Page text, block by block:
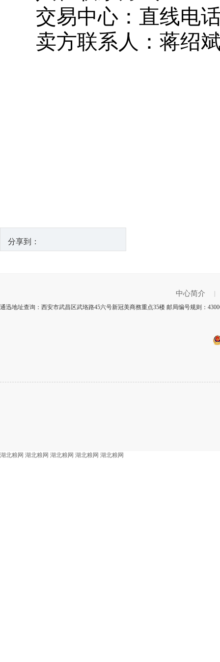
交易中心：直线电
卖方联系人：蒋绍
分享到：
中心简介
通迅地址查询：西安市武昌区武珞路45六号新冠美商務重点35楼 邮局编号规则：
湖北粮网 湖北粮网 湖北粮网 湖北粮网 湖北粮网